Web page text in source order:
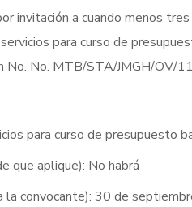
invitación a cuando menos
para curso de
No. No. MTB/STA/JMGH/
para curso de presupuesto
que aplique): No habrá
la convocante): 30 de